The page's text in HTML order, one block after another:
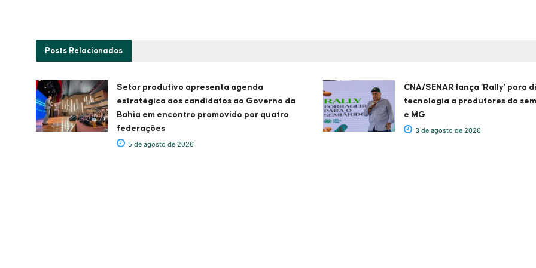
Posts Relacionados
Setor produtivo apresenta agenda
estratégica aos candidatos ao Governo da
Bahia em encontro promovido por quatro
federações
5 de agosto de 2026
CNA/SENAR lança ‘Rally’ para
tecnologia a produtores do
e MG
3 de agosto de 2026